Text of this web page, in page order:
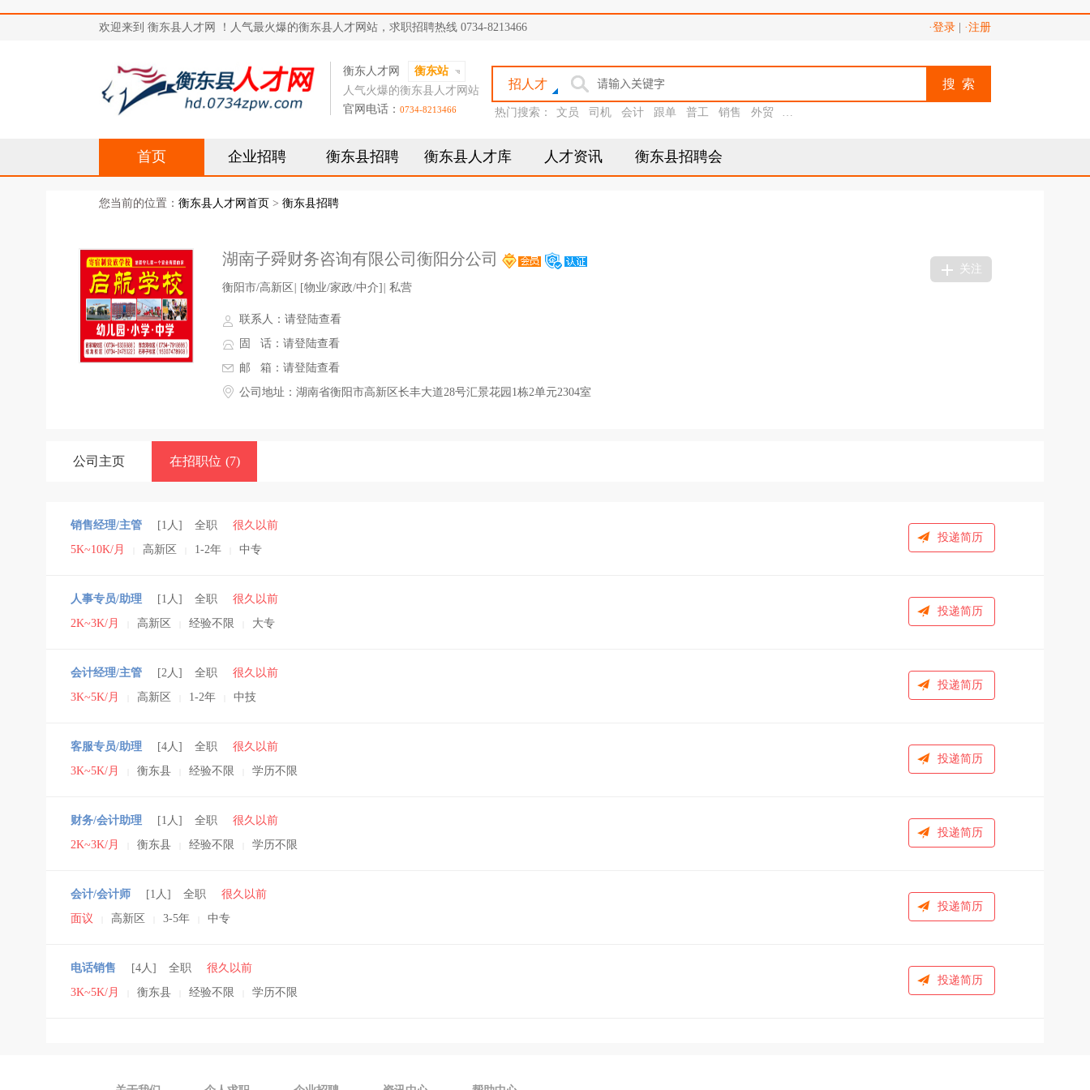
欢迎来到 衡东县人才网 ！人气最火爆的衡东县人才网站，求职招聘热线 0734-8213466 ·登录 ·注册
衡东人才网
衡东站
人气火爆的衡东县人才网站
官网电话： 0734-8213466
招人才 搜 索
热门搜索： 文员 司机 会计 跟单 普工 销售 外贸 助理
首页 企业招聘 衡东县招聘 衡东县人才库 人才资讯 衡东县招聘会
您当前的位置： 衡东县人才网首页 > 衡东县招聘
湖南子舜财务咨询有限公司衡阳分公司
关注
衡阳市/高新区
[物业/家政/中介] 私营
联系人： 请登陆查看
固 话： 请登陆查看
邮 箱： 请登陆查看
公司地址：湖南省衡阳市高新区长丰大道28号汇景花园1栋2单元2304室
公司主页 在招职位 (7)
销售经理/主管 [1人] 全职
很久以前
5K~10K/月
高新区 1-2年 中专
投递简历
人事专员/助理 [1人] 全职
很久以前
2K~3K/月
高新区 经验不限 大专
投递简历
会计经理/主管 [2人] 全职
很久以前
3K~5K/月
高新区 1-2年 中技
投递简历
客服专员/助理 [4人] 全职
很久以前
3K~5K/月
衡东县 经验不限 学历不限
投递简历
财务/会计助理 [1人] 全职
很久以前
2K~3K/月
衡东县 经验不限 学历不限
投递简历
会计/会计师 [1人] 全职
很久以前
面议
高新区 3-5年 中专
投递简历
电话销售 [4人] 全职
很久以前
3K~5K/月
衡东县 经验不限 学历不限
投递简历